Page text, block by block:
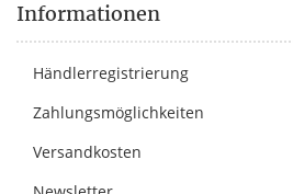
Informationen
Händlerregistrierung
Zahlungsmöglichkeiten
Versandkosten